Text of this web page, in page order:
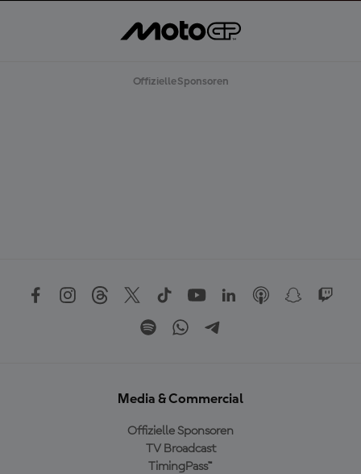
Offizielle Sponsoren
Media & Commercial
Offizielle Sponsoren
TV Broadcast
TimingPass™